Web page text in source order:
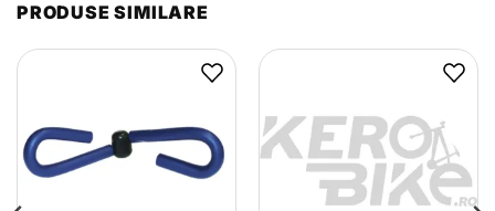
PRODUSE SIMILARE